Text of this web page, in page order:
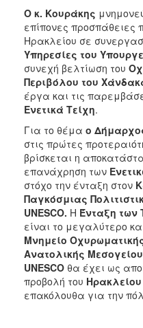
2010
2006
ΤΟΠΟΣ
ΠΟΛΙΤΙΣΜΟΣ
ΑΝΘΕΚΤΙΚΗ
ΠΟΛΗ
Ο κ. Κουράκης
επίπονες προσπάθειες
Ηρακλείου σε
Υπηρεσίες του
συνεχή βελτίωση του
Περιβόλου του
έργα και τις
Ενετικά Τείχη.
Για το θέμα ο
στις πρώτες
βρίσκεται η
επανάχρηση των
στόχο την ένταξη στον
Παγκόσμιας
UNESCO. Η Ένταξη των
είναι το μεγαλύτερο
Μνημείο
Ανατολικής Μεσογείου
UNESCO θα έχει ως
προβολή του Ηρακλείου
επακόλουθα για την